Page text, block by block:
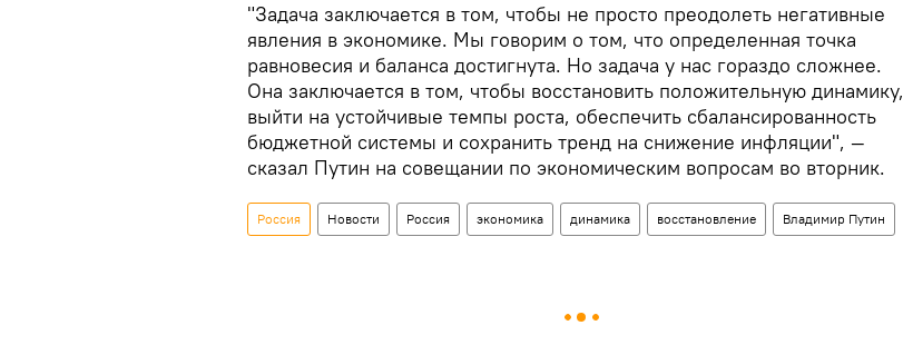
"Задача заключается в том, чтобы не просто преодолеть негативные
явления в экономике. Мы говорим о том, что определенная точка
равновесия и баланса достигнута. Но задача у нас гораздо сложнее.
Она заключается в том, чтобы восстановить положительную динамику,
выйти на устойчивые темпы роста, обеспечить сбалансированность
бюджетной системы и сохранить тренд на снижение инфляции", —
сказал Путин на совещании по экономическим вопросам во вторник.
Россия Новости Россия экономика динамика восстановление Владимир Путин